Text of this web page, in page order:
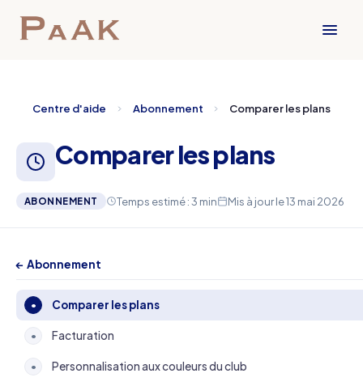
Centre d'aide Abonnement Comparer les plans
Comparer les plans
ABONNEMENT Temps estimé : 3 min Mis à jour le 13 mai 2026
← Abonnement
• Comparer les plans
• Facturation
• Personnalisation aux couleurs du club